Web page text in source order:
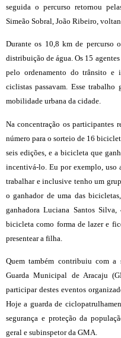
seguida o percurso retornou
Simeão Sobral, João Ribeiro,
Durante os 10,8 km de percurso
distribuição de água. Os 15
pelo ordenamento do trânsito e
ciclistas passavam. Esse
mobilidade urbana da cidade.
Na concentração os participantes
número para o sorteio de 16
seis edições, e a bicicleta que
incentivá-lo. Eu por exemplo, uso
trabalhar e inclusive tenho um
o ganhador de uma das
ganhadora Luciana Santos
bicicleta como forma de lazer e
presentear a filha.
Quem também contribuiu com
Guarda Municipal de Aracaju
participar destes eventos
Hoje a guarda de
segurança e proteção da
geral e subinspetor da GMA.